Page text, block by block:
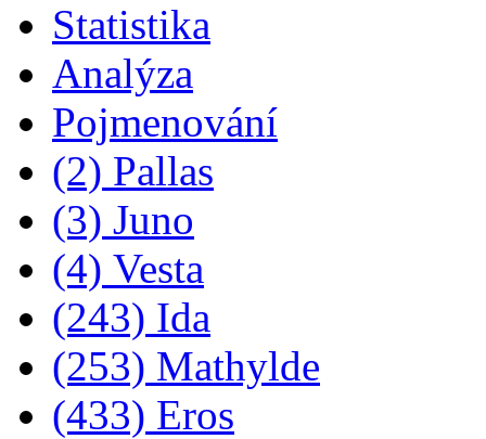
Statistika
Analýza
Pojmenování
(2) Pallas
(3) Juno
(4) Vesta
(243) Ida
(253) Mathylde
(433) Eros